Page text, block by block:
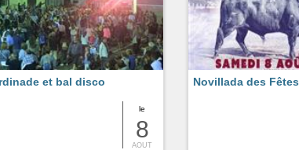
le
8
AOUT
et bal disco Novillada des Fêtes